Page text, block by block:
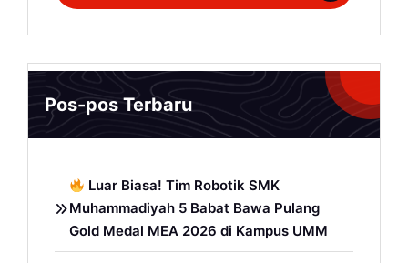
Pos-pos Terbaru
Luar Biasa! Tim Robotik SMK
Muhammadiyah 5 Babat Bawa Pulang
Gold Medal MEA 2026 di Kampus UMM